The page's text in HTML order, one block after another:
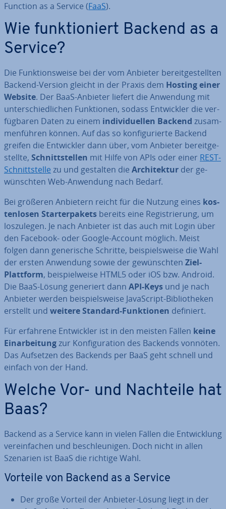
Function as a Service (FaaS).
Wie funk­tio­niert Backend as a
Service?
Die Funk­ti­ons­wei­se bei der vom Anbieter be­reit­ge­stell­ten
Backend-Version gleicht in der Praxis dem Hosting einer
Website. Der BaaS-Anbieter liefert die Anwendung mit
un­ter­schied­li­chen Funk­tio­nen, sodass Ent­wick­ler die ver­
füg­ba­ren Daten zu einem in­di­vi­du­el­len Backend zu­sam­
men­füh­ren können. Auf das so kon­fi­gu­rier­te Backend
greifen die Ent­wick­ler dann über, vom Anbieter be­reit­ge­
stell­te, Schnitt­stel­len mit Hilfe von APIs oder einer REST-
Schnitt­stel­le zu und gestalten die Ar­chi­tek­tur der ge­
wünsch­ten Web-Anwendung nach Bedarf.
Bei größeren Anbietern reicht für die Nutzung eines kos­
ten­lo­sen Star­ter­pa­kets bereits eine Re­gis­trie­rung, um
los­zu­le­gen. Je nach Anbieter ist das auch mit Login über
den Facebook- oder Google-Account möglich. Meist
folgen dann ge­ne­ri­sche Schritte, bei­spiels­wei­se die Wahl
der ersten Anwendung sowie der ge­wünsch­ten Ziel-
Plattform, bei­spiel­wei­se HTML5 oder iOS bzw. Android.
Die BaaS-Lösung generiert dann API-Keys und je nach
Anbieter werden bei­spiels­wei­se Ja­va­Script-Bi­blio­the­ken
erstellt und weitere Standard-Funk­tio­nen definiert.
Für erfahrene Ent­wick­ler ist in den meisten Fällen keine
Ein­ar­bei­tungzur Kon­fi­gu­ra­ti­on des Backends vonnöten.
Das Aufsetzen des Backends per BaaS geht schnell und
einfach von der Hand.
Welche Vor- und Nachteile hat
Baas?
Backend as a Service kann in vielen Fällen die Ent­wick­lung
ver­ein­fa­chen und be­schleu­ni­gen. Doch nicht in allen
Szenarien ist BaaS die richtige Wahl.
Vorteile von Backend as a Service
Der große Vorteil der Anbieter-Lösung liegt in der